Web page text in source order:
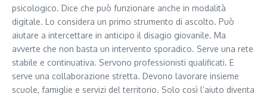
psicologico. Dice che può funzionare anche in modalità
digitale. Lo considera un primo strumento di ascolto. Può
aiutare a intercettare in anticipo il disagio giovanile. Ma
avverte che non basta un intervento sporadico. Serve una rete
stabile e continuativa. Servono professionisti qualificati. E
serve una collaborazione stretta. Devono lavorare insieme
scuole, famiglie e servizi del territorio. Solo così l’aiuto diventa